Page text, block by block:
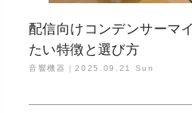
配信向けコンデンサーマ
たい特徴と選び方
音響機器｜2025.09.21 Sun